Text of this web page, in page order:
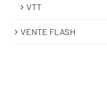
VTT
VENTE FLASH